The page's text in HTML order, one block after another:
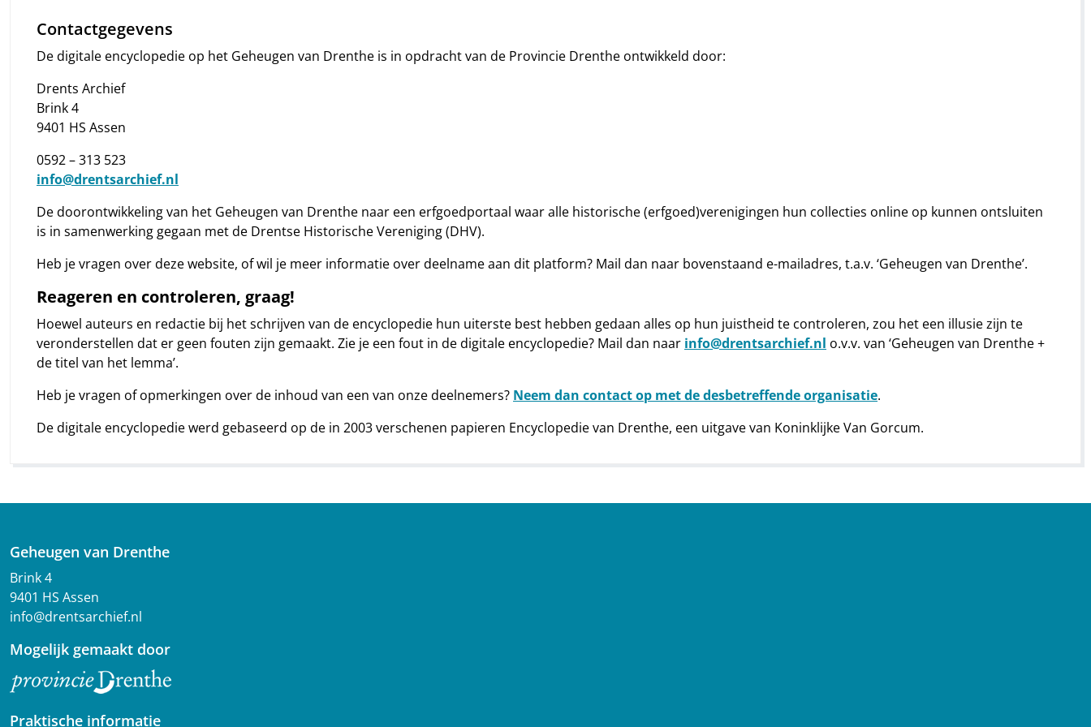
Contactgegevens
De digitale encyclopedie op het Geheugen van Drenthe is in opdracht van de Provincie Drenthe ontwikkeld door:
Drents Archief
Brink 4
9401 HS Assen
0592 – 313 523
info@drentsarchief.nl
De doorontwikkeling van het Geheugen van Drenthe naar een erfgoedportaal waar alle historische (erfgoed)verenigingen hun collecties online op kunnen ontsluiten
is in samenwerking gegaan met de Drentse Historische Vereniging (DHV).
Heb je vragen over deze website, of wil je meer informatie over deelname aan dit platform? Mail dan naar bovenstaand e-mailadres, t.a.v. ‘Geheugen van Drenthe’.
Reageren en controleren, graag!
Hoewel auteurs en redactie bij het schrijven van de encyclopedie hun uiterste best hebben gedaan alles op hun juistheid te controleren, zou het een illusie zijn te
veronderstellen dat er geen fouten zijn gemaakt. Zie je een fout in de digitale encyclopedie? Mail dan naar info@drentsarchief.nl o.v.v. van ‘Geheugen van Drenthe +
de titel van het lemma’.
Heb je vragen of opmerkingen over de inhoud van een van onze deelnemers? Neem dan contact op met de desbetreffende organisatie.
De digitale encyclopedie werd gebaseerd op de in 2003 verschenen papieren Encyclopedie van Drenthe, een uitgave van Koninklijke Van Gorcum.
Geheugen van Drenthe
Brink 4
9401 HS Assen
info@drentsarchief.nl
Mogelijk gemaakt door
Praktische informatie